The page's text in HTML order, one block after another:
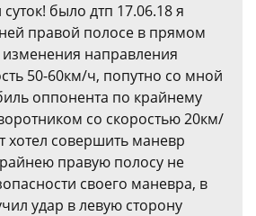
было дтп 17.06.18 я
правой полосе в прямом
направления
50-60км/ч, попутно со мной
оппонента по крайнему
со скоростью 20км/
хотел совершить маневр
правую полосу не
своего маневра, в
удар в левую сторону